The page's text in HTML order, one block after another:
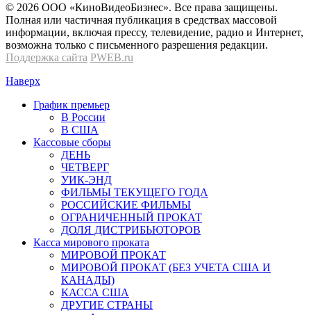
© 2026 OOО «КиноВидеоБизнес». Все права защищены.
Полная или частичная публикация в средствах массовой
информации, включая прессу, телевидение, радио и Интернет,
возможна только с письменного разрешения редакции.
Поддержка сайта PWEB.ru
Наверх
График премьер
В России
В США
Кассовые сборы
ДЕНЬ
ЧЕТВЕРГ
УИК-ЭНД
ФИЛЬМЫ ТЕКУЩЕГО ГОДА
РОССИЙСКИЕ ФИЛЬМЫ
ОГРАНИЧЕННЫЙ ПРОКАТ
ДОЛЯ ДИСТРИБЬЮТОРОВ
Касса мирового проката
МИРОВОЙ ПРОКАТ
МИРОВОЙ ПРОКАТ (БЕЗ УЧЕТА США И
КАНАДЫ)
КАССА США
ДРУГИЕ СТРАНЫ